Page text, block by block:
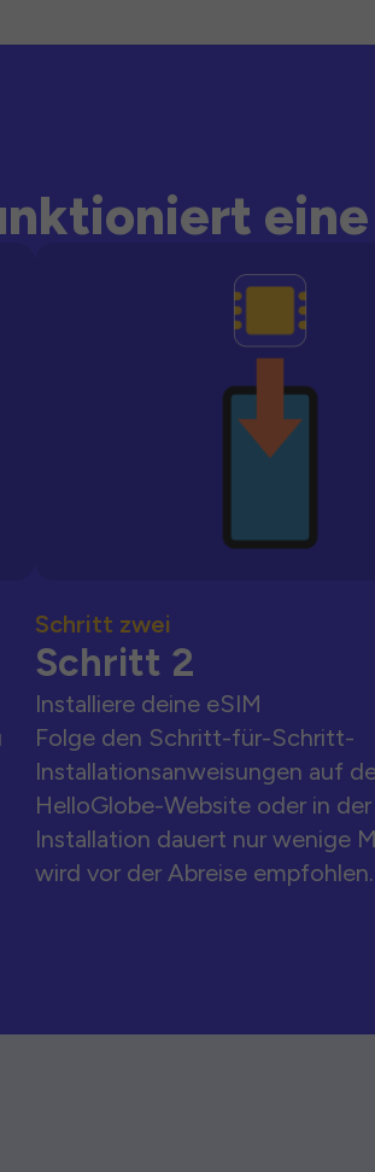
eine
Schritt zwei
Schritt 2
Installiere deine eSIM
Folge den Schritt-für-Schritt-
Installationsanweisungen auf
HelloGlobe-Website oder in
Installation dauert nur wenige
wird vor der Abreise empfohlen.